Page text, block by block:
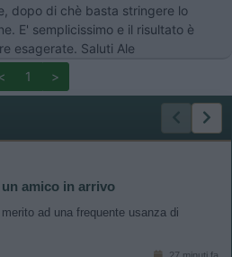
dopo di chè basta stringere lo
E' semplicissimo e il risultato è
esagerate. Saluti Ale
<
1 >
amico in arrivo
ad una frequente usanza di
27 minuti fa